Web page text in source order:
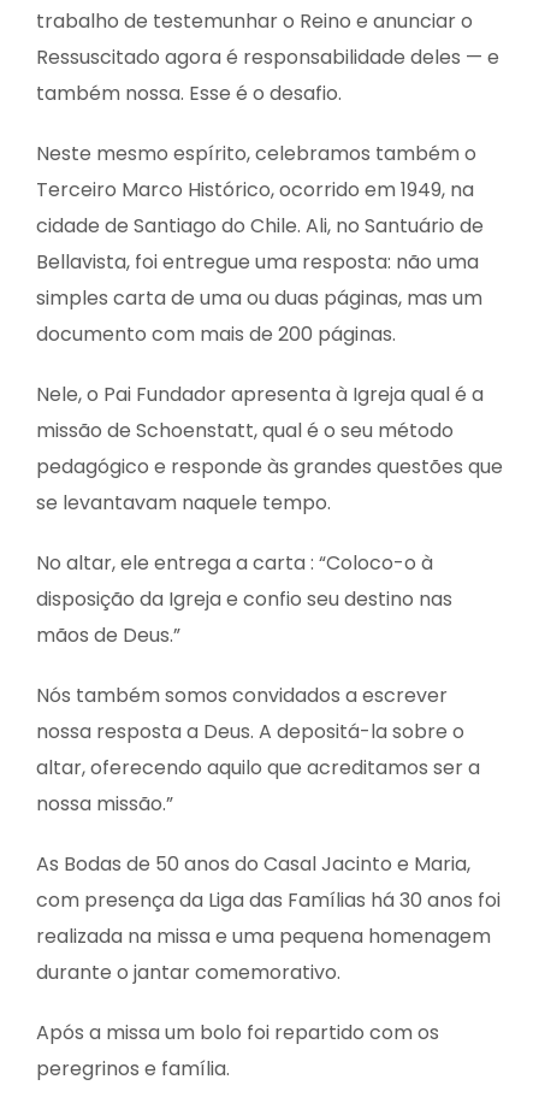
trabalho de testemunhar o Reino e anunciar o
Ressuscitado agora é responsabilidade deles — e
também nossa. Esse é o desafio.
Neste mesmo espírito, celebramos também o
Terceiro Marco Histórico, ocorrido em 1949, na
cidade de Santiago do Chile. Ali, no Santuário de
Bellavista, foi entregue uma resposta: não uma
simples carta de uma ou duas páginas, mas um
documento com mais de 200 páginas.
Nele, o Pai Fundador apresenta à Igreja qual é a
missão de Schoenstatt, qual é o seu método
pedagógico e responde às grandes questões que
se levantavam naquele tempo.
No altar, ele entrega a carta : “Coloco-o à
disposição da Igreja e confio seu destino nas
mãos de Deus.”
Nós também somos convidados a escrever
nossa resposta a Deus. A depositá-la sobre o
altar, oferecendo aquilo que acreditamos ser a
nossa missão.”
As Bodas de 50 anos do Casal Jacinto e Maria,
com presença da Liga das Famílias há 30 anos foi
realizada na missa e uma pequena homenagem
durante o jantar comemorativo.
Após a missa um bolo foi repartido com os
peregrinos e família.